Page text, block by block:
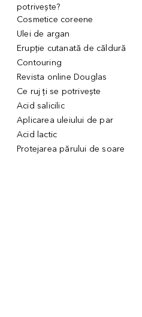
potrivește?
Cosmetice coreene
Ulei de argan
Erupție cutanată de căldură
Contouring
Revista online Douglas
Ce ruj ți se potrivește
Acid salicilic
Aplicarea uleiului de par
Acid lactic
Protejarea părului de soare